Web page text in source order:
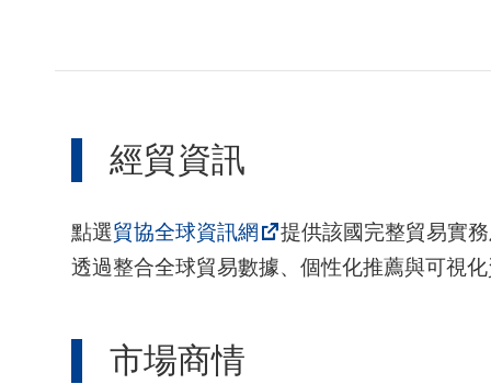
經貿資訊
點選貿協全球資訊網
提供該國完整貿易實
透過整合全球貿易數據、個性化推薦與可視
市場商情